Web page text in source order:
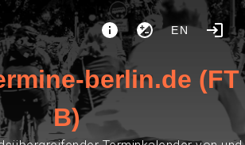
EN
berlin.de (FT
B)